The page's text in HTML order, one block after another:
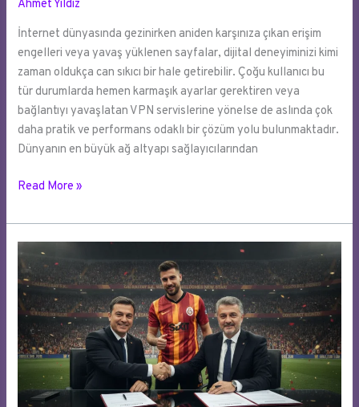
Ahmet Yıldız
İnternet dünyasında gezinirken aniden karşınıza çıkan erişim
engelleri veya yavaş yüklenen sayfalar, dijital deneyiminizi kimi
zaman oldukça can sıkıcı bir hale getirebilir. Çoğu kullanıcı bu
tür durumlarda hemen karmaşık ayarlar gerektiren veya
bağlantıyı yavaşlatan VPN servislerine yönelse de aslında çok
daha pratik ve performans odaklı bir çözüm yolu bulunmaktadır.
Dünyanın en büyük ağ altyapı sağlayıcılarından
VPN
Web
Sitelerine
Hızlı
ve
Güvenli
Giriş
Yapın
Read More »